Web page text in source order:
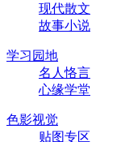
现代散文
故事小说
学习园地
名人恪言
心缘学堂
色影视觉
贴图专区